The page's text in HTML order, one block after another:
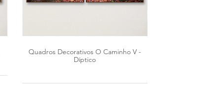
Quadros Decorativos O Caminho V -
Díptico